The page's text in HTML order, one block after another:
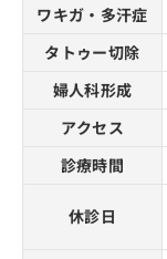
ワキガ・多汗症
タトゥー切除
婦人科形成
アクセス
診療時間
休診日